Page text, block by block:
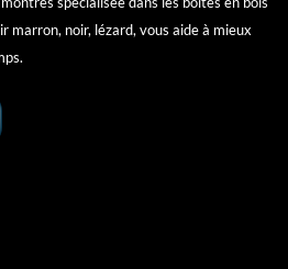
marron, noir, lézard, vous aide à mieux